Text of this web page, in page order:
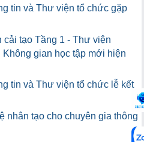
tin và Thư viện tổ chức gặp
cải tạo Tầng 1 - Thư viện
gian học tập mới hiện
tin và Thư viện tổ chức lễ kết
nhân tạo cho chuyên gia thông